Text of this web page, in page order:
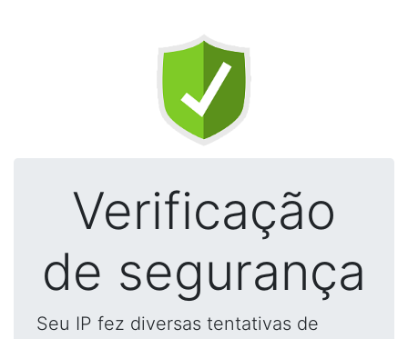
Verificação
de segurança
Seu IP fez diversas tentativas de